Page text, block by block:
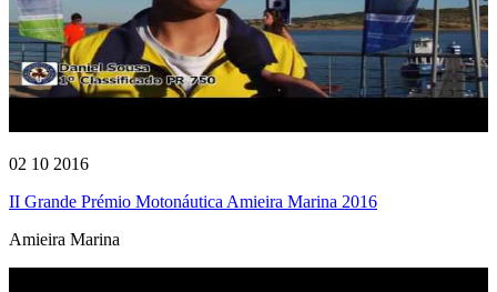
02 10 2016
II Grande Prémio Motonáutica Amieira Marina 2016
Amieira Marina